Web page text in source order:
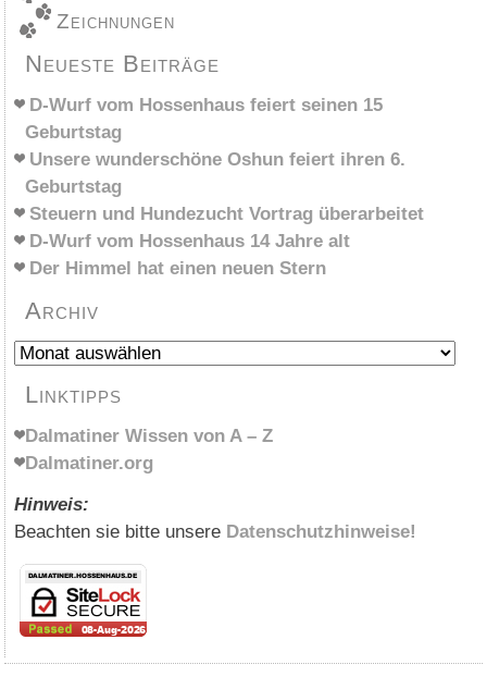
Zeichnungen
Neueste Beiträge
D-Wurf vom Hossenhaus feiert seinen 15
Geburtstag
Unsere wunderschöne Oshun feiert ihren 6.
Geburtstag
Steuern und Hundezucht Vortrag überarbeitet
D-Wurf vom Hossenhaus 14 Jahre alt
Der Himmel hat einen neuen Stern
Archiv
Archiv
Linktipps
Dalmatiner Wissen von A – Z
Dalmatiner.org
Hinweis:
Beachten sie bitte unsere Datenschutzhinweise!